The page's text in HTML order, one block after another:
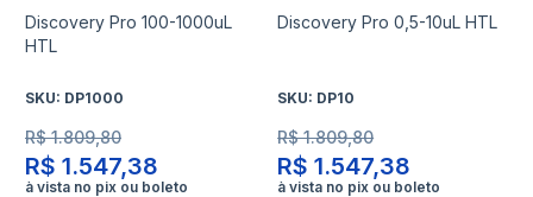
Discovery Pro 100-1000uL
HTL
SKU: DP1000
R$ 1.547,38
R$ 1.809,80
Discovery Pro 0,5-10uL HTL
SKU: DP10
R$ 1.547,38
R$ 1.809,80